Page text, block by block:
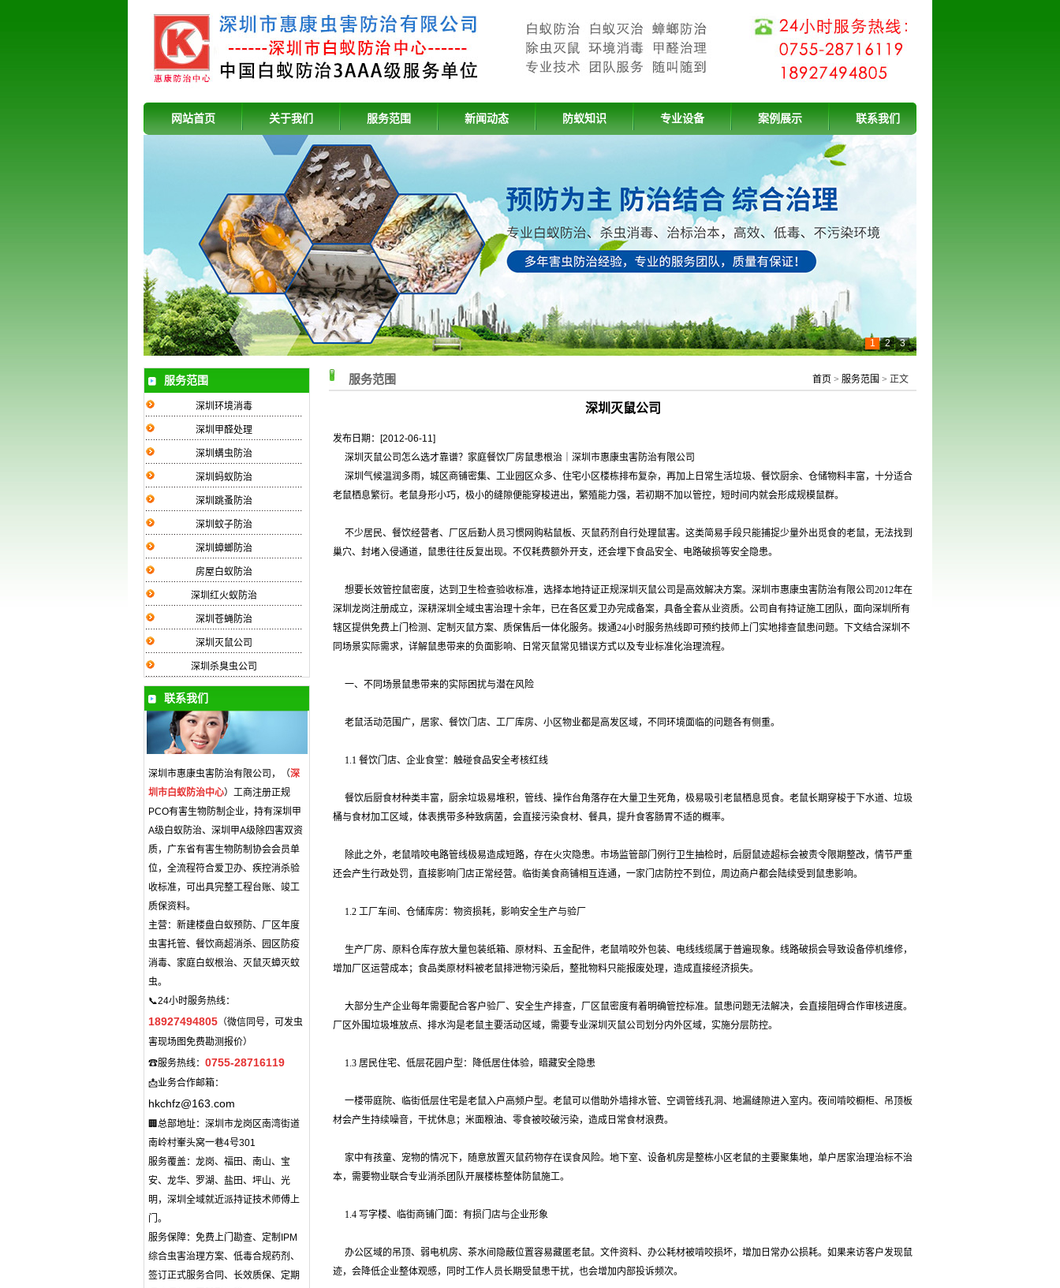
网站首页 关于我们 服务范围 新闻动态 防蚁知识 专业设备 案例展示 联系我们
1 2 3
服务范围
深圳环境消毒
深圳甲醛处理
深圳螨虫防治
深圳蚂蚁防治
深圳跳蚤防治
深圳蚊子防治
深圳蟑螂防治
房屋白蚁防治
深圳红火蚁防治
深圳苍蝇防治
深圳灭鼠公司
深圳杀臭虫公司
联系我们
深圳市惠康虫害防治有限公司，（深
圳市白蚁防治中心）工商注册正规
PCO有害生物防制企业，持有深圳甲
A级白蚁防治、深圳甲A级除四害双资
质，广东省有害生物防制协会会员单
位，全流程符合爱卫办、疾控消杀验
收标准，可出具完整工程台账、竣工
质保资料。
主营：新建楼盘白蚁预防、厂区年度
虫害托管、餐饮商超消杀、园区防疫
消毒、家庭白蚁根治、灭鼠灭蟑灭蚊
虫。
📞24小时服务热线：
18927494805 （微信同号，可发虫
害现场图免费勘测报价）
☎服务热线： 0755-28716119
📩业务合作邮箱：
hkchfz@163.com
🏢总部地址：深圳市龙岗区南湾街道
南岭村輋头窝一巷4号301
服务覆盖：龙岗、福田、南山、宝
安、龙华、罗湖、盐田、坪山、光
明，深圳全域就近派持证技术师傅上
门。
服务保障：免费上门勘查、定制IPM
综合虫害治理方案、低毒合规药剂、
签订正式服务合同、长效质保、定期
服务范围 首页 > 服务范围 > 正文
深圳灭鼠公司
发布日期：[2012-06-11]
深圳灭鼠公司怎么选才靠谱？家庭餐饮厂房鼠患根治｜深圳市惠康虫害防治有限公司
深圳气候温润多雨，城区商铺密集、工业园区众多、住宅小区楼栋排布复杂，再加上日常生活垃圾、餐饮厨余、仓储物料丰富，十分适合
老鼠栖息繁衍。老鼠身形小巧，极小的缝隙便能穿梭进出，繁殖能力强，若初期不加以管控，短时间内就会形成规模鼠群。
不少居民、餐饮经营者、厂区后勤人员习惯网购粘鼠板、灭鼠药剂自行处理鼠害。这类简易手段只能捕捉少量外出觅食的老鼠，无法找到
巢穴、封堵入侵通道，鼠患往往反复出现。不仅耗费额外开支，还会埋下食品安全、电路破损等安全隐患。
想要长效管控鼠密度，达到卫生检查验收标准，选择本地持证正规深圳灭鼠公司是高效解决方案。深圳市惠康虫害防治有限公司2012年在
深圳龙岗注册成立，深耕深圳全域虫害治理十余年，已在各区爱卫办完成备案，具备全套从业资质。公司自有持证施工团队，面向深圳所有
辖区提供免费上门检测、定制灭鼠方案、质保售后一体化服务。拨通24小时服务热线即可预约技师上门实地排查鼠患问题。下文结合深圳不
同场景实际需求，详解鼠患带来的负面影响、日常灭鼠常见错误方式以及专业标准化治理流程。
一、不同场景鼠患带来的实际困扰与潜在风险
老鼠活动范围广，居家、餐饮门店、工厂库房、小区物业都是高发区域，不同环境面临的问题各有侧重。
1.1 餐饮门店、企业食堂：触碰食品安全考核红线
餐饮后厨食材种类丰富，厨余垃圾易堆积，管线、操作台角落存在大量卫生死角，极易吸引老鼠栖息觅食。老鼠长期穿梭于下水道、垃圾
桶与食材加工区域，体表携带多种致病菌，会直接污染食材、餐具，提升食客肠胃不适的概率。
除此之外，老鼠啃咬电路管线极易造成短路，存在火灾隐患。市场监管部门例行卫生抽检时，后厨鼠迹超标会被责令限期整改，情节严重
还会产生行政处罚，直接影响门店正常经营。临街美食商铺相互连通，一家门店防控不到位，周边商户都会陆续受到鼠患影响。
1.2 工厂车间、仓储库房：物资损耗，影响安全生产与验厂
生产厂房、原料仓库存放大量包装纸箱、原材料、五金配件，老鼠啃咬外包装、电线线缆属于普遍现象。线路破损会导致设备停机维修，
增加厂区运营成本；食品类原材料被老鼠排泄物污染后，整批物料只能报废处理，造成直接经济损失。
大部分生产企业每年需要配合客户验厂、安全生产排查，厂区鼠密度有着明确管控标准。鼠患问题无法解决，会直接阻碍合作审核进度。
厂区外围垃圾堆放点、排水沟是老鼠主要活动区域，需要专业深圳灭鼠公司划分内外区域，实施分层防控。
1.3 居民住宅、低层花园户型：降低居住体验，暗藏安全隐患
一楼带庭院、临街低层住宅是老鼠入户高频户型。老鼠可以借助外墙排水管、空调管线孔洞、地漏缝隙进入室内。夜间啃咬橱柜、吊顶板
材会产生持续噪音，干扰休息；米面粮油、零食被咬破污染，造成日常食材浪费。
家中有孩童、宠物的情况下，随意放置灭鼠药物存在误食风险。地下室、设备机房是整栋小区老鼠的主要聚集地，单户居家治理治标不治
本，需要物业联合专业消杀团队开展楼栋整体防鼠施工。
1.4 写字楼、临街商铺门面：有损门店与企业形象
办公区域的吊顶、弱电机房、茶水间隐蔽位置容易藏匿老鼠。文件资料、办公耗材被啃咬损坏，增加日常办公损耗。如果来访客户发现鼠
迹，会降低企业整体观感，同时工作人员长期受鼠患干扰，也会增加内部投诉频次。